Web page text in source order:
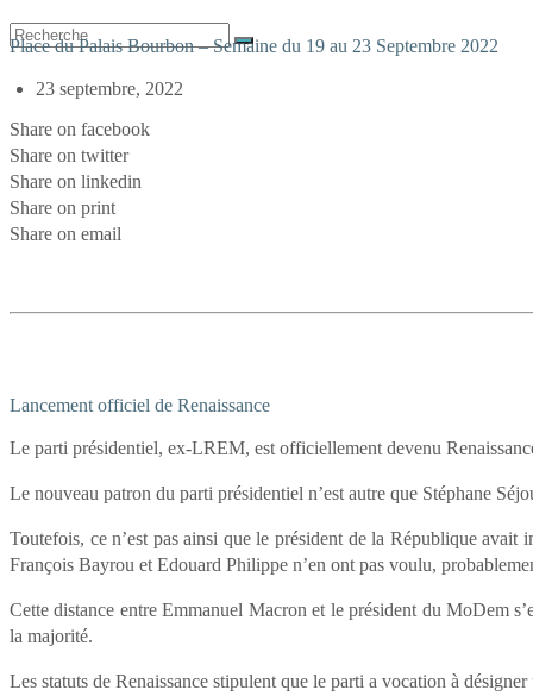
Place du Palais Bourbon – Semaine du 19 au 23 Septembre 2022
23 septembre, 2022
Share on facebook
Share on twitter
Share on linkedin
Share on print
Share on email
Lancement officiel de Renaissance
Le parti présidentiel, ex-LREM, est officiellement devenu
Le nouveau patron du parti présidentiel n’est autre que Stéphane
Toutefois, ce n’est pas ainsi que le président de la République avait
François Bayrou et Edouard Philippe n’en ont pas voulu,
Cette distance entre Emmanuel Macron et le président du MoDem
la majorité.
Les statuts de Renaissance stipulent que le parti a vocation à